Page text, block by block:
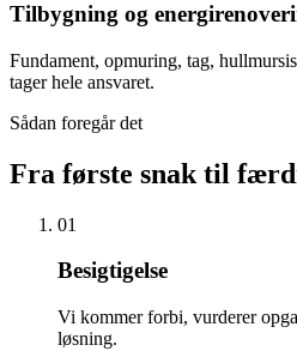
Tilbygning og
Fundament, opmuring, tag,
tager hele ansvaret.
Sådan foregår det
Fra første snak til
01
Besigtigelse
Vi kommer forbi, vurderer
løsning.